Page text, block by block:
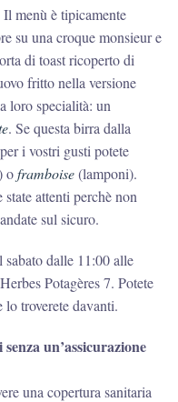
menù è tipicamente
su una croque monsieur e
di toast ricoperto di
fritto nella versione
loro specialità: un
. Se questa birra dalla
i vostri gusti potete
oframboise(lamponi).
attenti perchè non
sul sicuro.
dalle 11:00 alle
Potagères 7. Potete
lo troverete davanti.
un’assicurazione
una copertura sanitaria